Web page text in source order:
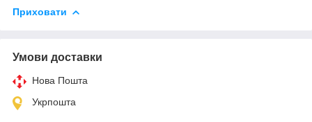
Приховати
Умови доставки
Нова Пошта
Укрпошта